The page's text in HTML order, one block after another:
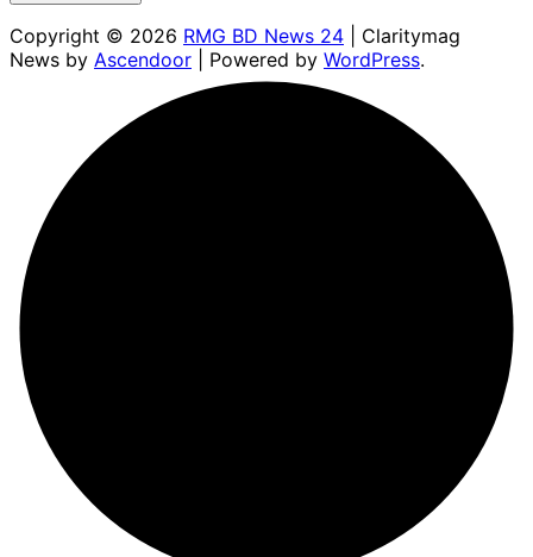
Copyright © 2026 RMG BD News 24 | Claritymag
News by Ascendoor | Powered by WordPress.